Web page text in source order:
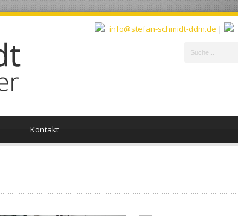
info@stefan-schmidt-ddm.de |
Kontakt